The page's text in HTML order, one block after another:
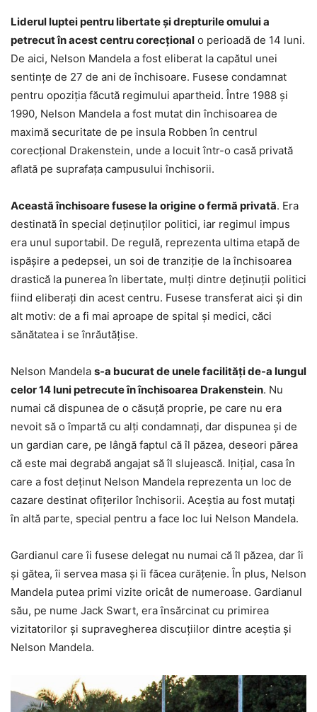
Liderul luptei pentru libertate şi drepturile omului a
petrecut în acest centru corecţional o perioadă de 14 luni.
De aici, Nelson Mandela a fost eliberat la capătul unei
sentinţe de 27 de ani de închisoare. Fusese condamnat
pentru opoziţia făcută regimului apartheid. Între 1988 şi
1990, Nelson Mandela a fost mutat din închisoarea de
maximă securitate de pe insula Robben în centrul
corecţional Drakenstein, unde a locuit într-o casă privată
aflată pe suprafaţa campusului închisorii.
Această închisoare fusese la origine o fermă privată. Era
destinată în special deţinuţilor politici, iar regimul impus
era unul suportabil. De regulă, reprezenta ultima etapă de
ispăşire a pedepsei, un soi de tranziţie de la închisoarea
drastică la punerea în libertate, mulţi dintre deţinuţii politici
fiind eliberaţi din acest centru. Fusese transferat aici şi din
alt motiv: de a fi mai aproape de spital şi medici, căci
sănătatea i se înrăutăţise.
Nelson Mandela s-a bucurat de unele facilităţi de-a lungul
celor 14 luni petrecute în închisoarea Drakenstein. Nu
numai că dispunea de o căsuţă proprie, pe care nu era
nevoit să o împartă cu alţi condamnaţi, dar dispunea şi de
un gardian care, pe lângă faptul că îl păzea, deseori părea
că este mai degrabă angajat să îl slujească. Iniţial, casa în
care a fost deţinut Nelson Mandela reprezenta un loc de
cazare destinat ofiţerilor închisorii. Aceştia au fost mutaţi
în altă parte, special pentru a face loc lui Nelson Mandela.
Gardianul care îi fusese delegat nu numai că îl păzea, dar îi
şi gătea, îi servea masa şi îi făcea curăţenie. În plus, Nelson
Mandela putea primi vizite oricât de numeroase. Gardianul
său, pe nume Jack Swart, era însărcinat cu primirea
vizitatorilor şi supravegherea discuţiilor dintre aceştia şi
Nelson Mandela.